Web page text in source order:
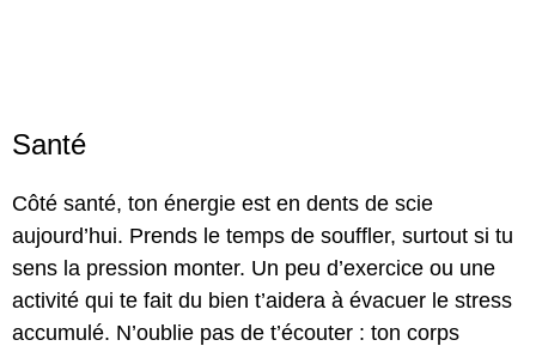
Santé
Côté santé, ton énergie est en dents de scie
aujourd’hui. Prends le temps de souffler, surtout si tu
sens la pression monter. Un peu d’exercice ou une
activité qui te fait du bien t’aidera à évacuer le stress
accumulé. N’oublie pas de t’écouter : ton corps